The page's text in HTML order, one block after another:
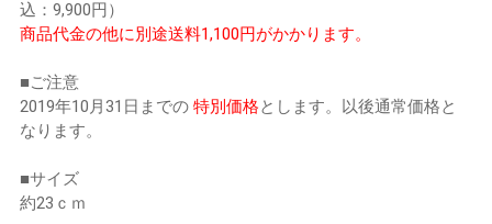
込：9,900円）
商品代金の他に別途送料1,100円がかかります。
■ご注意
2019年10月31日までの 特別価格とします。以後通常価格と
なります。
■サイズ
約23ｃｍ